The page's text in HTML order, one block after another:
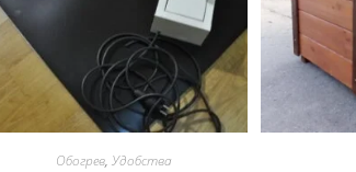
Обогрев, Удобства